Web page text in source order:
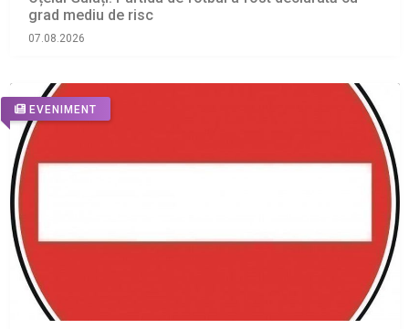
grad mediu de risc
07.08.2026
EVENIMENT